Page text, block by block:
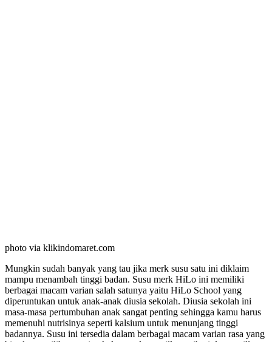
photo via klikindomaret.com
Mungkin sudah banyak yang tau jika merk susu satu ini diklaim
mampu menambah tinggi badan. Susu merk HiLo ini memiliki
berbagai macam varian salah satunya yaitu HiLo School yang
diperuntukan untuk anak-anak diusia sekolah. Diusia sekolah ini
masa-masa pertumbuhan anak sangat penting sehingga kamu harus
memenuhi nutrisinya seperti kalsium untuk menunjang tinggi
badannya. Susu ini tersedia dalam berbagai macam varian rasa yang